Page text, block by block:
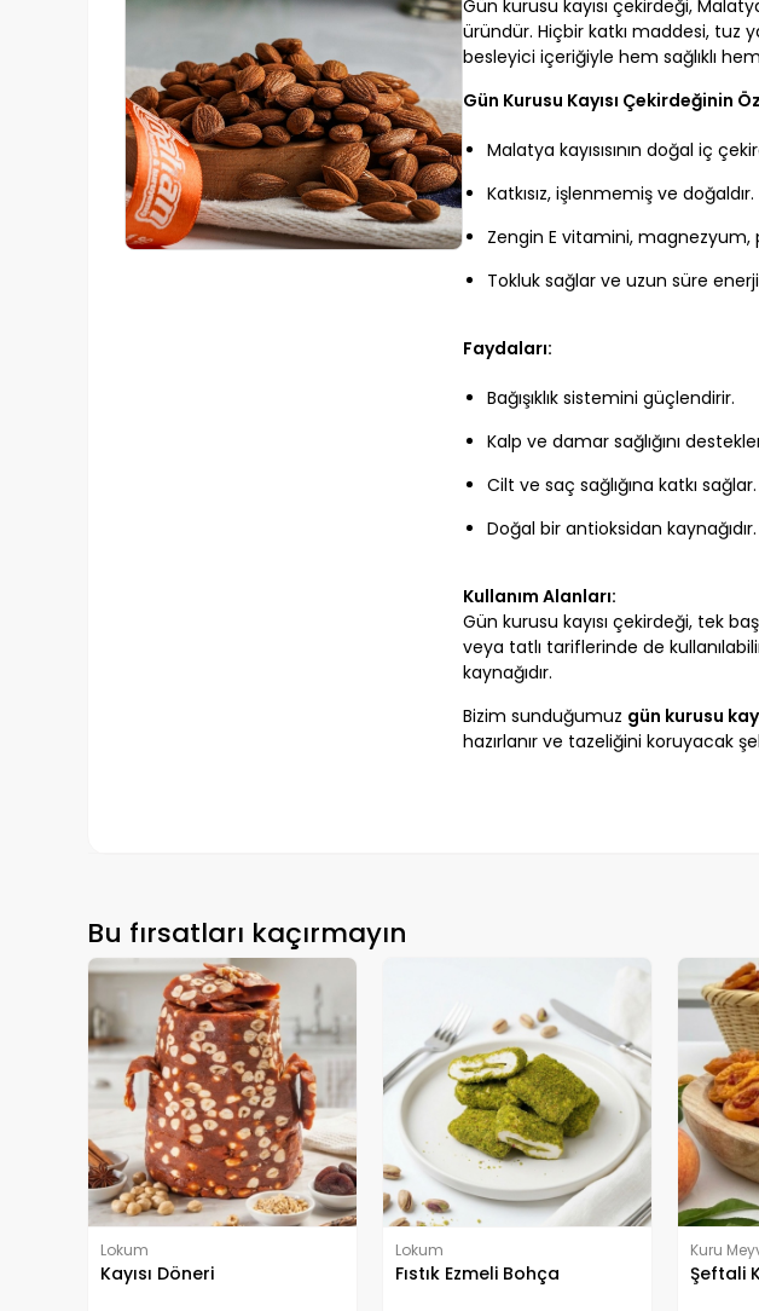
Gün kurusu kayısı çekirdeği,
üründür. Hiçbir katkı maddesi, tuz
besleyici içeriğiyle hem sağlıklı
Gün Kurusu Kayısı Çekirdeğinin
Malatya kayısısının doğal iç
Katkısız, işlenmemiş ve doğaldır.
Zengin E vitamini, magnezyum,
Tokluk sağlar ve uzun süre
Faydaları:
Bağışıklık sistemini güçlendirir.
Kalp ve damar sağlığını
Cilt ve saç sağlığına katkı sağlar.
Doğal bir antioksidan kaynağıdır.
Kullanım Alanları:
Gün kurusu kayısı çekirdeği, tek
veya tatlı tariflerinde de
kaynağıdır.
Bizim sunduğumuz gün kurusu
hazırlanır ve tazeliğini koruyacak
Bu fırsatları kaçırmayın
Lokum
Kayısı Döneri
Lokum
Fıstık Ezmeli Bohça
Kuru
Şeftali